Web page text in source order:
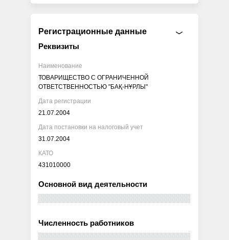
Регистрационные данные
Реквизиты
Наименование
ТОВАРИЩЕСТВО С ОГРАНИЧЕННОЙ
ОТВЕТСТВЕННОСТЬЮ "БАҚ-НҰРЛЫ"
Дата регистрации
21.07.2004
Дата постановки на налоговый учет
31.07.2004
КАТО
431010000
Основной вид деятельности
Численность работников